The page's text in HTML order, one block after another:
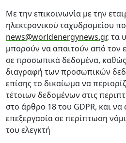
Με την επικοινωνία με την
ηλεκτρονικού ταχυδρομείου
news@worldenergynews.gr, τα
μπορούν να απαιτούν από τον
σε προσωπικά δεδομένα,
διαγραφή των προσωπικών
επίσης το δικαίωμα να
τέτοιων δεδομένων στις
στο άρθρο 18 του GDPR, και να
επεξεργασία σε περίπτωση
του ελεγκτή